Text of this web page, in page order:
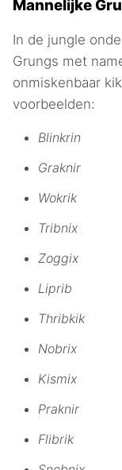
Mannelijke
In de jungle
Grungs met
onmiskenbaar
voorbeelden:
Blinkrin
Graknir
Wokrik
Tribnix
Zoggix
Liprib
Thribkik
Nobrix
Kismix
Praknir
Flibrik